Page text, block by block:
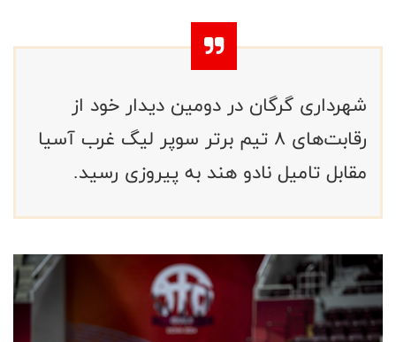
شهرداری گرگان در دومین دیدار خود از
رقابت‌های ۸ تیم برتر سوپر لیگ غرب آسیا
مقابل تامیل نادو هند به پیروزی رسید.